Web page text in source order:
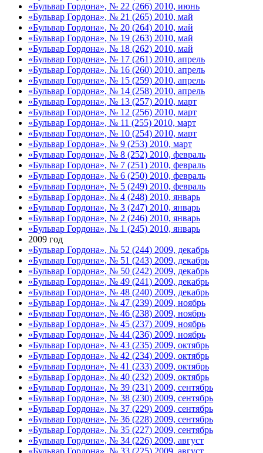
«Бульвар Гордона», № 22 (266) 2010, июнь
«Бульвар Гордона», № 21 (265) 2010, май
«Бульвар Гордона», № 20 (264) 2010, май
«Бульвар Гордона», № 19 (263) 2010, май
«Бульвар Гордона», № 18 (262) 2010, май
«Бульвар Гордона», № 17 (261) 2010, апрель
«Бульвар Гордона», № 16 (260) 2010, апрель
«Бульвар Гордона», № 15 (259) 2010, апрель
«Бульвар Гордона», № 14 (258) 2010, апрель
«Бульвар Гордона», № 13 (257) 2010, март
«Бульвар Гордона», № 12 (256) 2010, март
«Бульвар Гордона», № 11 (255) 2010, март
«Бульвар Гордона», № 10 (254) 2010, март
«Бульвар Гордона», № 9 (253) 2010, март
«Бульвар Гордона», № 8 (252) 2010, февраль
«Бульвар Гордона», № 7 (251) 2010, февраль
«Бульвар Гордона», № 6 (250) 2010, февраль
«Бульвар Гордона», № 5 (249) 2010, февраль
«Бульвар Гордона», № 4 (248) 2010, январь
«Бульвар Гордона», № 3 (247) 2010, январь
«Бульвар Гордона», № 2 (246) 2010, январь
«Бульвар Гордона», № 1 (245) 2010, январь
2009 год
«Бульвар Гордона», № 52 (244) 2009, декабрь
«Бульвар Гордона», № 51 (243) 2009, декабрь
«Бульвар Гордона», № 50 (242) 2009, декабрь
«Бульвар Гордона», № 49 (241) 2009, декабрь
«Бульвар Гордона», № 48 (240) 2009, декабрь
«Бульвар Гордона», № 47 (239) 2009, ноябрь
«Бульвар Гордона», № 46 (238) 2009, ноябрь
«Бульвар Гордона», № 45 (237) 2009, ноябрь
«Бульвар Гордона», № 44 (236) 2009, ноябрь
«Бульвар Гордона», № 43 (235) 2009, октябрь
«Бульвар Гордона», № 42 (234) 2009, октябрь
«Бульвар Гордона», № 41 (233) 2009, октябрь
«Бульвар Гордона», № 40 (232) 2009, октябрь
«Бульвар Гордона», № 39 (231) 2009, сентябрь
«Бульвар Гордона», № 38 (230) 2009, сентябрь
«Бульвар Гордона», № 37 (229) 2009, сентябрь
«Бульвар Гордона», № 36 (228) 2009, сентябрь
«Бульвар Гордона», № 35 (227) 2009, сентябрь
«Бульвар Гордона», № 34 (226) 2009, август
«Бульвар Гордона», № 33 (225) 2009, август